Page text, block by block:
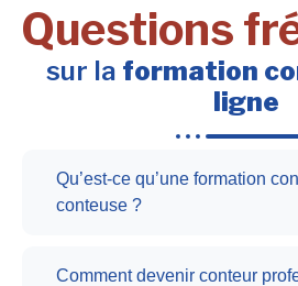
Questions
sur la formation
ligne
Qu’est-ce qu’une formation
conteuse ?
Comment devenir conteur